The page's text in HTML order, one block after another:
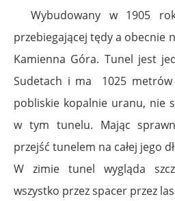
Wybudowany w 1905
przebiegającej tędy a obecnie
Kamienna Góra. Tunel jest
Sudetach i ma 1025 metrów
pobliskie kopalnie uranu, nie
w tym tunelu. Mając
przejść tunelem na całej jego
W zimie tunel wygląda
wszystko przez spacer przez